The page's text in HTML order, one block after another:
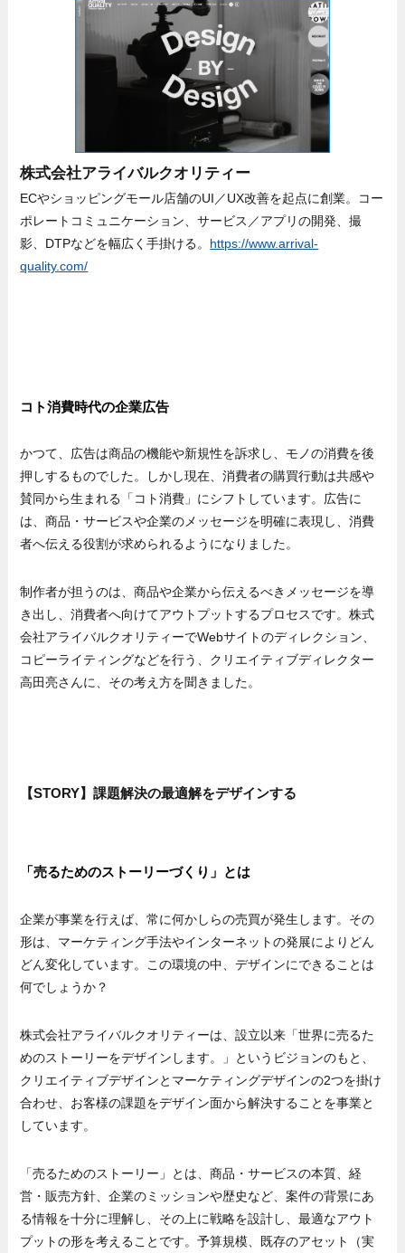
株式会社アライバルクオリティー
ECやショッピングモール店舗のUI／UX改善を起点に創業。コー
ポレートコミュニケーション、サービス／アプリの開発、撮
影、DTPなどを幅広く手掛ける。 https://www.arrival-
quality.com/
コト消費時代の企業広告
かつて、広告は商品の機能や新規性を訴求し、モノの消費を後
押しするものでした。しかし現在、消費者の購買行動は共感や
賛同から生まれる「コト消費」にシフトしています。広告に
は、商品・サービスや企業のメッセージを明確に表現し、消費
者へ伝える役割が求められるようになりました。
制作者が担うのは、商品や企業から伝えるべきメッセージを導
き出し、消費者へ向けてアウトプットするプロセスです。株式
会社アライバルクオリティーでWebサイトのディレクション、
コピーライティングなどを行う、クリエイティブディレクター
高田亮さんに、その考え方を聞きました。
【STORY】課題解決の最適解をデザインする
「売るためのストーリーづくり」とは
企業が事業を行えば、常に何かしらの売買が発生します。その
形は、マーケティング手法やインターネットの発展によりどん
どん変化しています。この環境の中、デザインにできることは
何でしょうか？
株式会社アライバルクオリティーは、設立以来「世界に売るた
めのストーリーをデザインします。」というビジョンのもと、
クリエイティブデザインとマーケティングデザインの2つを掛け
合わせ、お客様の課題をデザイン面から解決することを事業と
しています。
「売るためのストーリー」とは、商品・サービスの本質、経
営・販売方針、企業のミッションや歴史など、案件の背景にあ
る情報を十分に理解し、その上に戦略を設計し、最適なアウト
プットの形を考えることです。予算規模、既存のアセット（実